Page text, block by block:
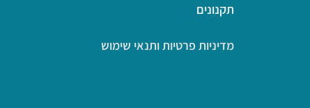
תקנונים
מדיניות פרטיות ותנאי שימוש